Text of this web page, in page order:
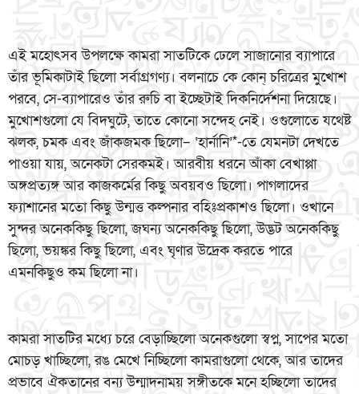
এই মহোৎসব উপলক্ষে কামরা সাতটিকে ঢেলে সাজানোর ব্যাপারে
তাঁর ভূমিকাটাই ছিলো সর্বাগ্রগণ্য। বলনাচে কে কোন্ চরিত্রের মুখোশ
পরবে, সে-ব্যাপারেও তাঁর রুচি বা ইচ্ছেটাই দিকনির্দেশনা দিয়েছে।
মুখোশগুলো যে বিদঘুটে, তাতে কোনো সন্দেহ নেই। ওগুলোতে যথেষ্ট
ঝলক, চমক এবং জাঁকজমক ছিলো– ‘হার্নানি’*-তে যেমনটা দেখতে
পাওয়া যায়, অনেকটা সেরকমই। আরবীয় ধরনে আঁকা বেখাপ্পা
অঙ্গপ্রত্যঙ্গ আর কাজকর্মের কিছু অবয়বও ছিলো। পাগলাদের
ফ্যাশানের মতো কিছু উন্মত্ত কল্পনার বহিঃপ্রকাশও ছিলো। ওখানে
সুন্দর অনেককিছু ছিলো, জঘন্য অনেককিছু ছিলো, উদ্ভট অনেককিছু
ছিলো, ভয়ঙ্কর কিছু ছিলো, এবং ঘৃণার উদ্রেক করতে পারে
এমনকিছুও কম ছিলো না।
কামরা সাতটির মধ্যে চরে বেড়াচ্ছিলো অনেকগুলো স্বপ্ন, সাপের মতো
মোচড় খাচ্ছিলো, রঙ মেখে নিচ্ছিলো কামরাগুলো থেকে, আর তাদের
প্রভাবে ঐকতানের বন্য উন্মাদনাময় সঙ্গীতকে মনে হচ্ছিলো তাদের